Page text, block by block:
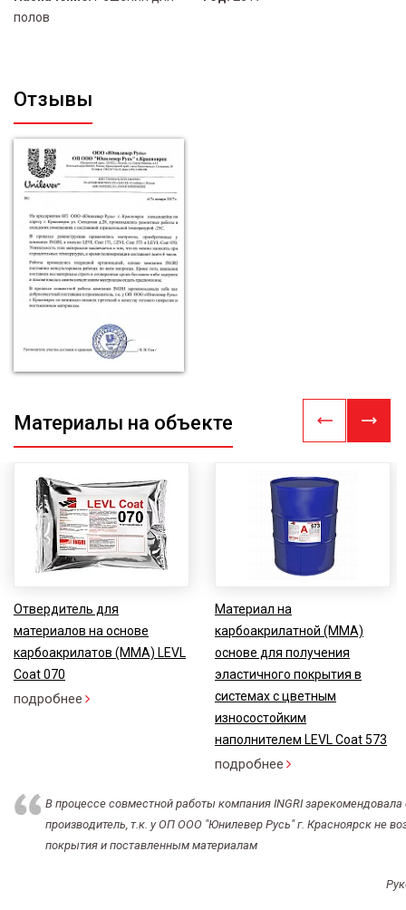
полов
Отзывы
Материалы на объекте
Отвердитель для
материалов на основе
карбоакрилатов (ММА) LEVL
Coat 070
подробнее
Материал на
карбоакрилатной (ММА)
основе для получения
эластичного покрытия в
системах с цветным
износостойким
наполнителем LEVL Coat 573
подробнее
В процессе совместной работы компания INGRI
производитель, т.к. у ОП ООО "Юнилевер Русь" г. Красноярск не
покрытия и поставленным материалам